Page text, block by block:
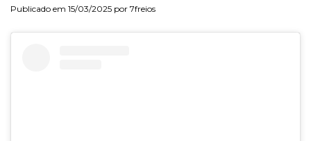
Publicado em 15/03/2025 por 7freios